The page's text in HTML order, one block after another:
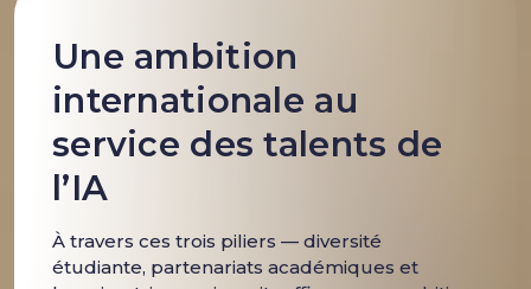
Une ambition
internationale au
service des talents de
l’IA
À travers ces trois piliers — diversité
étudiante, partenariats académiques et